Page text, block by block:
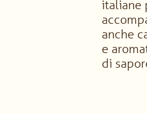
italiane
anche
e
di